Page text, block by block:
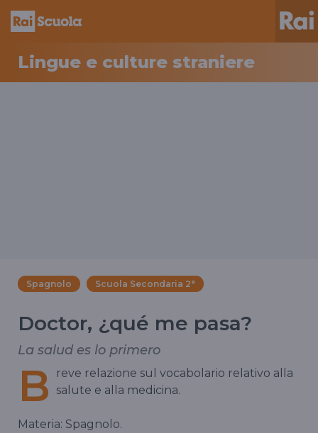
Lingue e culture straniere
Spagnolo Scuola Secondaria 2°
Doctor, ¿qué me pasa?
La salud es lo primero
B
reve relazione sul vocabolario relativo alla
salute e alla medicina.
Materia: Spagnolo.